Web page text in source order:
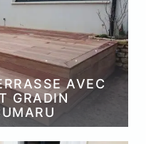
AVEC
GRADIN